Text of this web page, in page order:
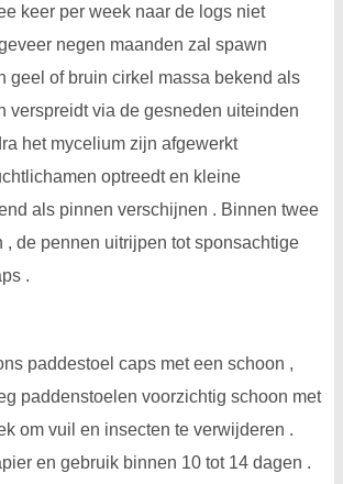
keer per week naar de logs niet
negen maanden zal spawn
geel of bruin cirkel massa bekend als
verspreidt via de gesneden uiteinden
het mycelium zijn afgewerkt
optreedt en kleine
als pinnen verschijnen . Binnen twee
, de pennen uitrijpen tot sponsachtige
.
paddestoel caps met een schoon ,
paddenstoelen voorzichtig schoon met
om vuil en insecten te verwijderen .
en gebruik binnen 10 tot 14 dagen .